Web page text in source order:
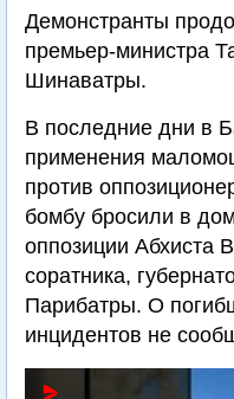
Демонстранты
премьер-министра
Шинаватры.
В последние дни в
применения
против
бомбу бросили в
оппозиции Абхиста
соратника,
Парибатры. О
инцидентов не